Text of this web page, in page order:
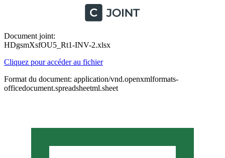
Document joint:
HDgsmXsfOU5_Rt1-INV-2.xlsx
Cliquez pour accéder au fichier
Format du document: application/vnd.openxmlformats-
officedocument.spreadsheetml.sheet